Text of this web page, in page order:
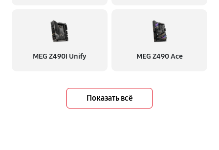
MEG Z490I Unify MEG Z490 Ace
Показать всё